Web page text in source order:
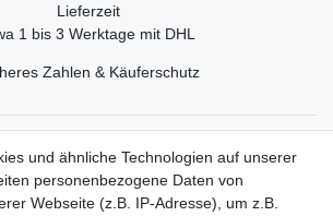
Lieferzeit
1 bis 3 Werktage mit DHL
Zahlen & Käuferschutz
und ähnliche Technologien auf unserer
personenbezogene Daten von
Webseite (z.B. IP-Adresse), um z.B.